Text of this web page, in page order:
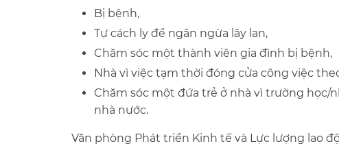
Bị bệnh,​​
Tự cách ly để ngăn ngừa lây lan,​​
Chăm sóc một thành viên gia đình bị bệnh,​​
Nhà vì việc tạm thời đóng cửa công việc
Chăm sóc một đứa trẻ ở nhà vì trường
nhà nước.​​
Văn phòng Phát triển Kinh tế và Lực lượng lao